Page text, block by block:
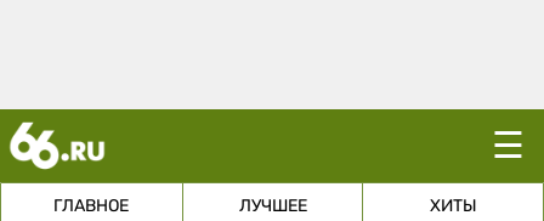
☰
ГЛАВНОЕ ЛУЧШЕЕ ХИТЫ